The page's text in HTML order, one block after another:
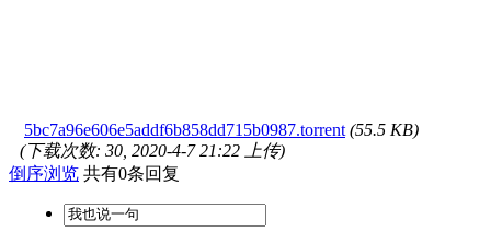
5bc7a96e606e5addf6b858dd715b0987.torrent (55.5 KB)
(下载次数: 30, 2020-4-7 21:22 上传)
倒序浏览 共有0条回复